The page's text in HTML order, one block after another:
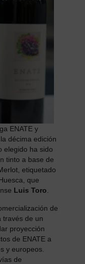
ENATE y
décima edición
elegido ha sido
tinto a base de
etiquetado
que
Luis Toro.
de
través de un
proyección
de ENATE a
y europeos.
de